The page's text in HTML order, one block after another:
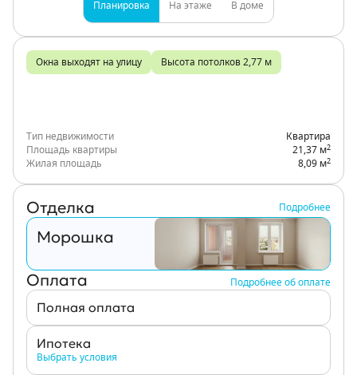
Планировка На этаже В доме
Окна выходят на улицу Высота потолков 2,77 м
Тип недвижимости
Квартира
Площадь квартиры
21,37 м2
Жилая площадь 8,09 м2
Отделка Подробнее
Морошка
Оплата Подробнее об оплате
Полная оплата
Ипотека
Выбрать условия